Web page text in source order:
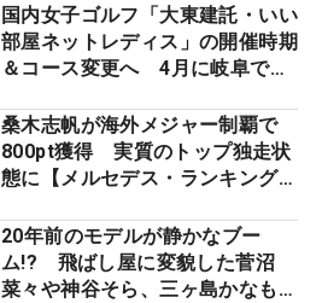
国内女子ゴルフ「大東建託・いい
部屋ネットレディス」の開催時期
＆コース変更へ 4月に岐阜で開
桑木志帆が海外メジャー制覇で
800pt獲得 実質のトップ独走状
態に【メルセデス・ランキング番
20年前のモデルが静かなブー
ム!? 飛ばし屋に変貌した菅沼
菜々や神谷そら、三ヶ島かなも使